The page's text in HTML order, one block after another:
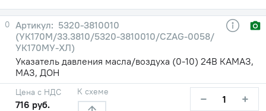
0
5320-3810010
(УК170М/33.3810/5320-3810010/CZAG-0058/
УК170МУ-ХЛ)
Указатель давления масла/воздуха (0-10) 24В КАМАЗ,
МАЗ, ДОН
Цена с НДС
716 руб.
К схеме − +